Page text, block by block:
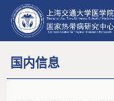
国内信息